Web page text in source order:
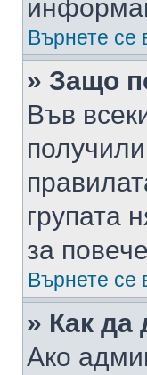
Върнете се
» Защо
Във
групата
за
Върнете се
» Как да
Ако